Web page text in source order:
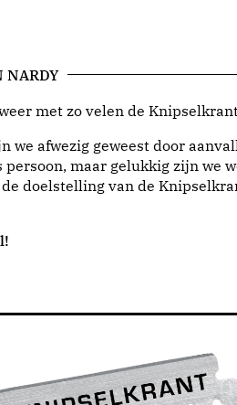
NARDY
met zo velen de
we afwezig geweest door
persoon, maar gelukkig zijn we
doelstelling van de